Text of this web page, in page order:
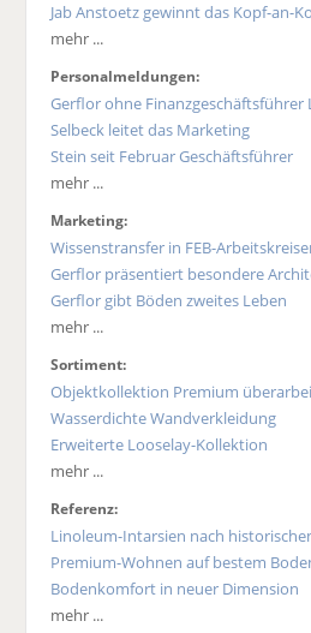
Jab Anstoetz gewinnt das Kopf-an-
mehr ...
Personalmeldungen:
Gerflor ohne Finanzgeschäftsführer
Selbeck leitet das Marketing
Stein seit Februar Geschäftsführer
mehr ...
Marketing:
Wissenstransfer in FEB-
Gerflor präsentiert besondere
Gerflor gibt Böden zweites Leben
mehr ...
Sortiment:
Objektkollektion Premium
Wasserdichte Wandverkleidung
Erweiterte Looselay-Kollektion
mehr ...
Referenz:
Linoleum-Intarsien nach
Premium-Wohnen auf bestem
Bodenkomfort in neuer Dimension
mehr ...